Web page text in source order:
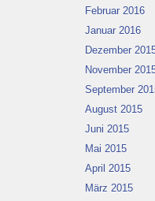
Februar 2016
Januar 2016
Dezember
November
September
August 2015
Juni 2015
Mai 2015
April 2015
März 2015